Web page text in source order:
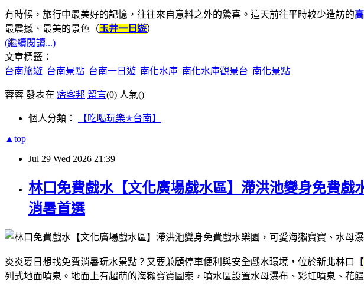
有時候，旅行中最美好的記憶，往往來自意料之外的驚喜。這天前往平時較少造訪的
最震撼、最美的景色（玉井一日遊）
(繼續閱讀...)
文章標籤：
台南旅遊 台南景點 台南一日遊 南化水庫 南化水庫觀景台 南化景點
蓉蓉 發表在 痞客邦 留言(0) 人氣()
個人分類： 【吃喝玩樂✭台南】
▲top
Jul 29 Wed 2026 21:39
林口免費戲水【文化廣場戲水區】滯洪池變身免費
消暑首選
炎炎夏日想找免費消暑玩水景點？又要兼顧停車便利與安全戲水環境，位於新北林口【
列式地面噴泉。地面上有超萌的海獺寶寶圖案，噴水區設置水母瀑布、彩虹噴泉、